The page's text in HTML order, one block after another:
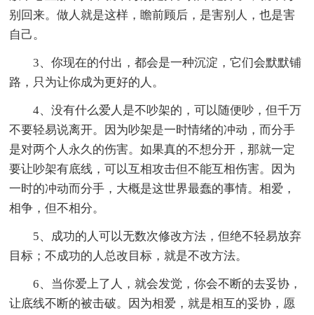
别回来。做人就是这样，瞻前顾后，是害别人，也是害
自己。
3、你现在的付出，都会是一种沉淀，它们会默默铺
路，只为让你成为更好的人。
4、没有什么爱人是不吵架的，可以随便吵，但千万
不要轻易说离开。因为吵架是一时情绪的冲动，而分手
是对两个人永久的伤害。如果真的不想分开，那就一定
要让吵架有底线，可以互相攻击但不能互相伤害。因为
一时的冲动而分手，大概是这世界最蠢的事情。相爱，
相争，但不相分。
5、成功的人可以无数次修改方法，但绝不轻易放弃
目标；不成功的人总改目标，就是不改方法。
6、当你爱上了人，就会发觉，你会不断的去妥协，
让底线不断的被击破。因为相爱，就是相互的妥协，愿